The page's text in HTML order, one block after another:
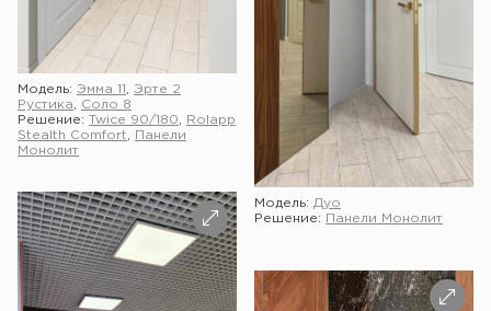
Модель: Эмма 11
Эрте 2
Рустика
Соло 8
Решение: Twice 90/180
Rolapp
Stealth Comfort
Панели
Монолит
Модель: Дуо
Решение:
Панели Монолит